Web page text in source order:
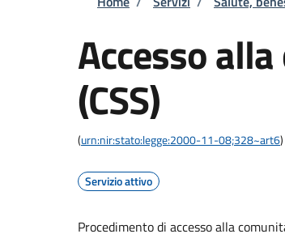
Accesso
(CSS)
(urn:nir:stato:legge:2000-11-08;328~art6)
Servizio attivo
Procedimento di accesso alla